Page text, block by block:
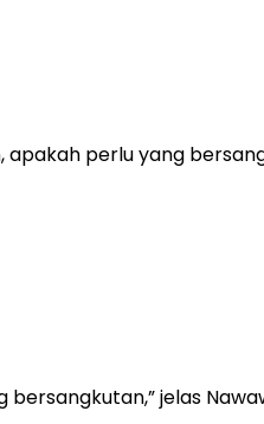
perlu yang
jelas